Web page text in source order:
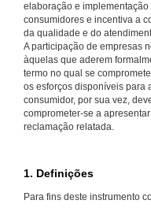
elaboração e
consumidores e incentiva a
da qualidade e do
A participação de empresas
àquelas que aderem
termo no qual se
os esforços disponíveis para
consumidor, por sua vez,
comprometer-se a
reclamação relatada.
1. Definições
Para fins deste instrumento